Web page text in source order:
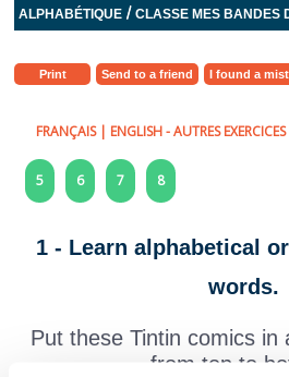
ALPHABÉTIQUE /CLASSE MES BANDES
Print Send to a friend I found a
FRANÇAIS| ENGLISH- AUTRES EXERCICES
5 6 7 8
1 - Learn alphabetical
words.
Put these Tintin comics in
from top to